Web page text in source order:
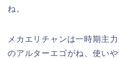
ね。
メカエリチャンは一時期主
のアルターエゴがね、使いや